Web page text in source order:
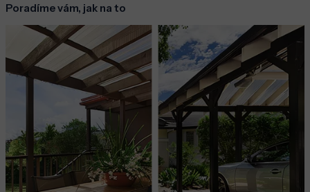
Poradíme vám, jak na to